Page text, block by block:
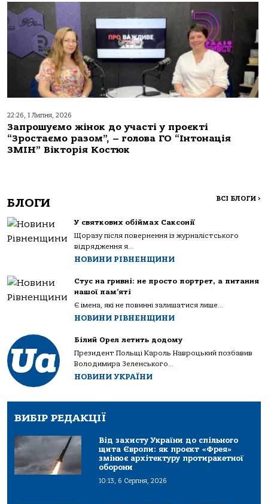
22:26, 1 Липня, 2026
Запрошуємо жінок до участі у проєкті
“Зростаємо разом”, – голова ГО “Інтонація
ЗМІН” Вікторія Костюк
БЛОГИ ВСІ БЛОГИ >
У святкових обіймах Саксонії
Щоразу після повернення із журналістського
відрядження я...
НОВИНИ РІВНЕНЩИНИ
Стус на гривні: не просто портрет, а питання
нашої пам’яті
Є імена, які не повинні залишатися лише...
НОВИНИ РІВНЕНЩИНИ
Білий Орел летить додому
Президент Польщі Кароль Навроцький позбавив
Володимира Зеленського...
НОВИНИ УКРАЇНИ
ВИБІР РЕДАКЦІЇ
Від захисту України до спільного
щита Європи: як проєкт «Фрея»
змінює архітектуру протиракетної
оборони
10:13, 6 Серпня, 2026